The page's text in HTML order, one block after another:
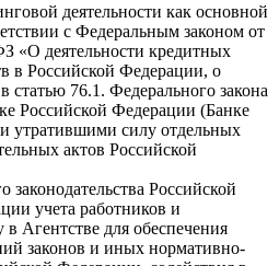
деятельности как основной
с Федеральным законом от
«О деятельности кредитных
в Российской Федерации, о
статью 76.1. Федерального закона
Российской Федерации (Банке
утратившими силу отдельных
актов Российской
законодательства Российской
учета работников и
в Агентстве для обеспечения
законов и иных нормативно-